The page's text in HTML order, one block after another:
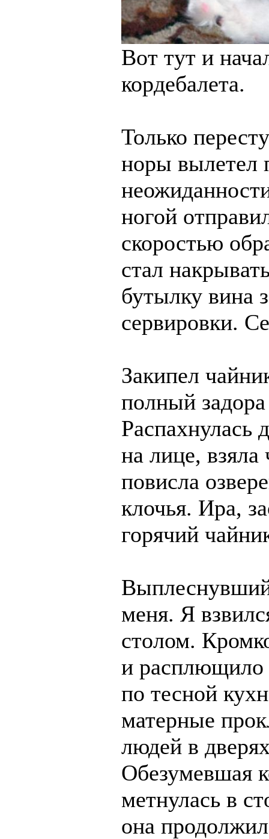
Вот тут и
кордебалета.
Только
норы вылетел
ногой
скоростью
стал
бутылку вина
сервировки.
Закипел
полный
Распахнулась
на лице,
повисла
клочья. Ира,
горячий
меня. Я
столом.
и расплющило
по тесной
матерные
людей в
Обезумевшая
метнулась в
она